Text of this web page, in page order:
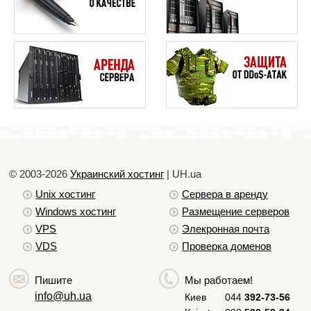
Как настроить собственную страницу ошибок
Как настроить зоны DNS в cPanel
Как проверить работу сайта, если домен не направлен
на NS-сервера хостинга.
Как создать создать файл PHPInfo
Как узнать путь к файлам на хостинге
Как сделать резервную копию Вашего сайта в cPanel
Как сделать резервную копию Вашего сайта в
DirectAdmin
От чего зависит скорость загрузки сайта
© 2003-2026Украинский хостинг | UH.ua
Unix хостинг
Windows хостинг
VPS
VDS
Сервера в аренду
Размещение серверов
Элекронная почта
Проверка доменов
Пишите
info@uh.ua
Мы работаем!
Киев 044 392-73-56